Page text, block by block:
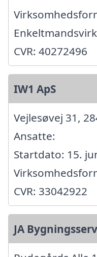
CVR: 40272496
IW1 ApS
Vejlesøvej 31,
Ansatte:
Startdato: 15.
CVR: 33042922
JA